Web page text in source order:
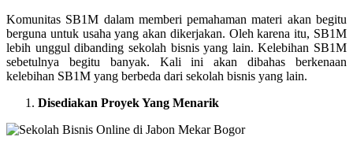
Komunitas SB1M dalam memberi pemahaman materi akan begitu
berguna untuk usaha yang akan dikerjakan. Oleh karena itu, SB1M
lebih unggul dibanding sekolah bisnis yang lain. Kelebihan SB1M
sebetulnya begitu banyak. Kali ini akan dibahas berkenaan
kelebihan SB1M yang berbeda dari sekolah bisnis yang lain.
Disediakan Proyek Yang Menarik